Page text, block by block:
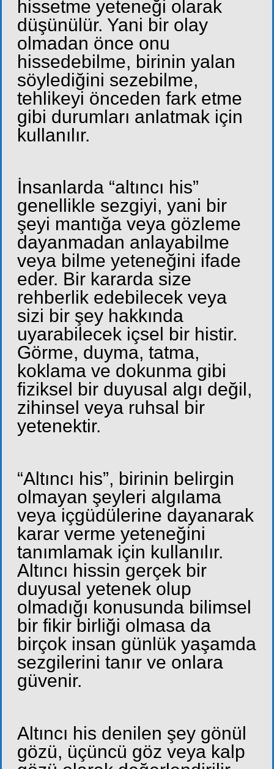
hissetme yeteneği olarak
düşünülür. Yani bir olay
olmadan önce onu
hissedebilme, birinin yalan
söylediğini sezebilme,
tehlikeyi önceden fark etme
gibi durumları anlatmak için
kullanılır.
İnsanlarda “altıncı his”
genellikle sezgiyi, yani bir
şeyi mantığa veya gözleme
dayanmadan anlayabilme
veya bilme yeteneğini ifade
eder. Bir kararda size
rehberlik edebilecek veya
sizi bir şey hakkında
uyarabilecek içsel bir histir.
Görme, duyma, tatma,
koklama ve dokunma gibi
fiziksel bir duyusal algı değil,
zihinsel veya ruhsal bir
yetenektir.
“Altıncı his”, birinin belirgin
olmayan şeyleri algılama
veya içgüdülerine dayanarak
karar verme yeteneğini
tanımlamak için kullanılır.
Altıncı hissin gerçek bir
duyusal yetenek olup
olmadığı konusunda bilimsel
bir fikir birliği olmasa da
birçok insan günlük yaşamda
sezgilerini tanır ve onlara
güvenir.
Altıncı his denilen şey gönül
gözü, üçüncü göz veya kalp